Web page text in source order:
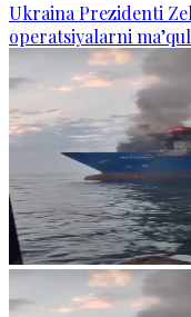
Ukraina Prezidenti
operatsiyalarni